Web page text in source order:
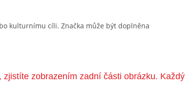
kulturnímu cíli. Značka může být doplněna
zobrazením zadní části obrázku. Každý